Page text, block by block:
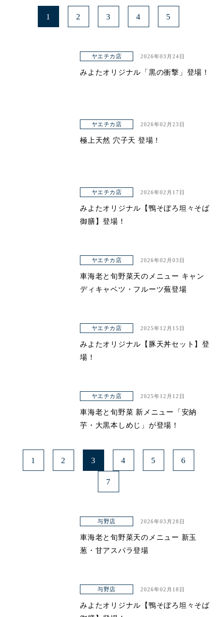
1 2 3 4 5
ヤエチカ店 2026年03月24日
みよたオリジナル「黒の衝撃」登場！
ヤエチカ店 2026年02月23日
極上天然 穴子天 登場！
ヤエチカ店 2026年02月17日
みよたオリジナル【鴨そぼろ坦々そば
御膳】登場！
ヤエチカ店 2026年02月03日
車海老と旬野菜天のメニュー キャン
ディキャベツ・フルーツ蕪登場
ヤエチカ店 2025年12月15日
みよたオリジナル【豚天丼セット】登
場！
ヤエチカ店 2025年12月12日
車海老と旬野菜 新メニュー「安納
芋・大黒本しめじ」が登場！
1 2 3 4 5 6
7
与野店 2026年03月28日
車海老と旬野菜天のメニュー 新玉
葱・甘アスパラ登場
与野店 2026年02月18日
みよたオリジナル【鴨そぼろ坦々そば